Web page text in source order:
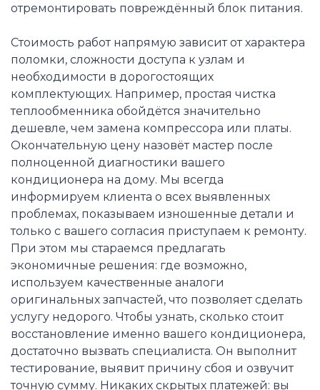
отремонтировать повреждённый блок питания.
Стоимость работ напрямую зависит от характера
поломки, сложности доступа к узлам и
необходимости в дорогостоящих
комплектующих. Например, простая чистка
теплообменника обойдётся значительно
дешевле, чем замена компрессора или платы.
Окончательную цену назовёт мастер после
полноценной диагностики вашего
кондиционера на дому. Мы всегда
информируем клиента о всех выявленных
проблемах, показываем изношенные детали и
только с вашего согласия приступаем к ремонту.
При этом мы стараемся предлагать
экономичные решения: где возможно,
используем качественные аналоги
оригинальных запчастей, что позволяет сделать
услугу недорого. Чтобы узнать, сколько стоит
восстановление именно вашего кондиционера,
достаточно вызвать специалиста. Он выполнит
тестирование, выявит причину сбоя и озвучит
точную сумму. Никаких скрытых платежей: вы